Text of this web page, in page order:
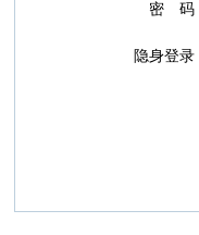
密 码
隐身登录